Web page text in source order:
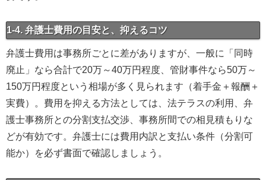
1-4. 弁護士費用の目安と、抑えるコツ
弁護士費用は事務所ごとに差がありますが、一般に「同時
廃止」なら合計で20万～40万円程度、管財事件なら50万～
150万円程度という相場が多く見られます（着手金＋報酬＋
実費）。費用を抑える方法としては、法テラスの利用、弁
護士事務所との分割支払交渉、事務所間での相見積もりな
どが有効です。弁護士には費用内訳と支払い条件（分割可
能か）を必ず書面で確認しましょう。